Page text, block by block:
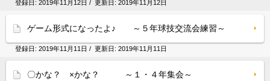
登録日: 2019年11月12日 / 更新日: 2019年11月12日
ゲーム形式になったよ♪ ～５年球技交流会練習～
登録日: 2019年11月11日 / 更新日: 2019年11月11日
〇かな？ ×かな？ ～１・４年集会～